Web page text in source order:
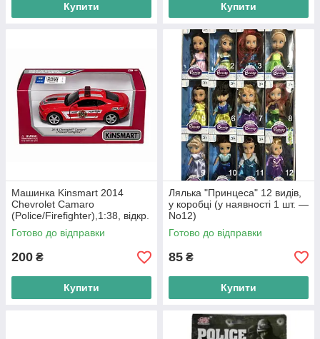
Купити Купити
Машинка Kinsmart 2014
Chevrolet Camaro
(Police/Firefighter),1:38, відкр.
дв. у кор-ці 12см
Готово до відправки
200 ₴
Купити
Лялька "Принцеса" 12 видів,
у коробці (у наявності 1 шт. —
No12)
Готово до відправки
85 ₴
Купити